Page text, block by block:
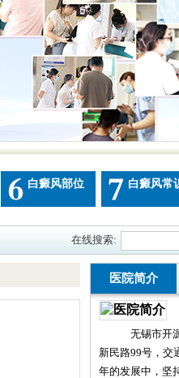
白癜风部位 白癜风常
在线搜索:
医院简介
无锡市开源
新民路99号，交
年的发展中，坚